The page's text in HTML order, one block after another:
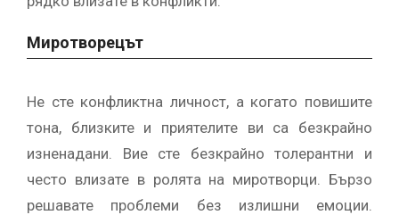
Миротворецът
Не сте конфликтна личност, а когато повишите
тона, близките и приятелите ви са безкрайно
изненадани. Вие сте безкрайно толерантни и
често влизате в ролята на миротворци. Бързо
решавате проблеми без излишни емоции.